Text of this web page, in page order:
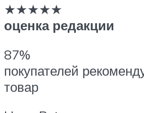
★★★★★
оценка редакции
87%
покупателей
товар